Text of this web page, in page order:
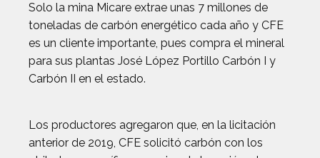
Solo la mina Micare extrae unas 7 millones de
toneladas de carbón energético cada año y CFE
es un cliente importante, pues compra el mineral
para sus plantas José López Portillo Carbón I y
Carbón II en el estado.
Los productores agregaron que, en la licitación
anterior de 2019, CFE solicitó carbón con los